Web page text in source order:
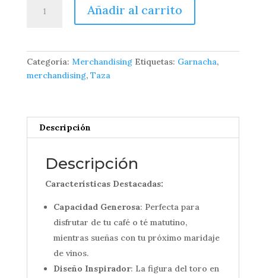
Añadir al carrito
Categoría: Merchandising Etiquetas: Garnacha,
merchandising, Taza
Descripción
Descripción
Características Destacadas:
Capacidad Generosa: Perfecta para
disfrutar de tu café o té matutino,
mientras sueñas con tu próximo maridaje
de vinos.
Diseño Inspirador: La figura del toro en